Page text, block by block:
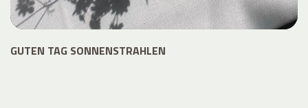
GUTEN TAG SONNENSTRAHLEN